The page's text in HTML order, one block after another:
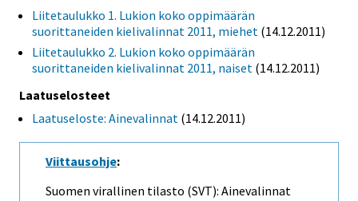
Liitetaulukko 1. Lukion koko oppimäärän
suorittaneiden kielivalinnat 2011, miehet (14.12.2011)
Liitetaulukko 2. Lukion koko oppimäärän
suorittaneiden kielivalinnat 2011, naiset (14.12.2011)
Laatuselosteet
Laatuseloste: Ainevalinnat (14.12.2011)
Viittausohje:
Suomen virallinen tilasto (SVT): Ainevalinnat